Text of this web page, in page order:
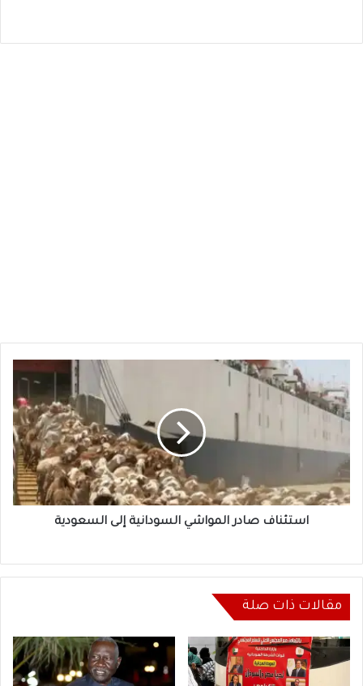
صادر
المواشي
السودانية
إلى
السعودية
استئناف صادر المواشي السودانية إلى السعودية
مقالات ذات صلة